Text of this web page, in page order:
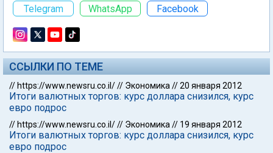
Telegram
WhatsApp Facebook
ССЫЛКИ ПО ТЕМЕ
// https://www.newsru.co.il/// Экономика //20 января 2012
Итоги валютных торгов: курс доллара снизился, курс
евро подрос
// https://www.newsru.co.il/// Экономика // 19 января 2012
Итоги валютных торгов: курс доллара снизился, курс
евро подрос